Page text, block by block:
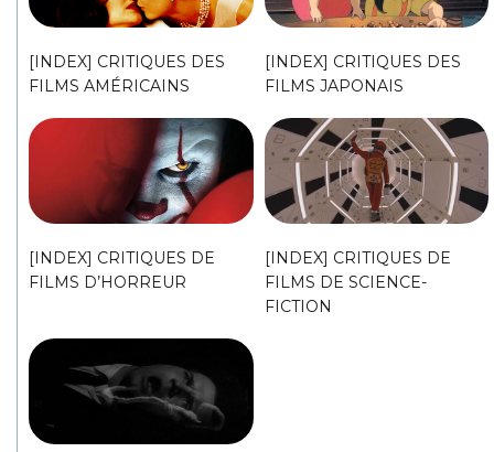
[INDEX] CRITIQUES DES
FILMS AMÉRICAINS
[INDEX] CRITIQUES DES
FILMS JAPONAIS
[INDEX] CRITIQUES DE
FILMS D’HORREUR
[INDEX] CRITIQUES DE
FILMS DE SCIENCE-
FICTION